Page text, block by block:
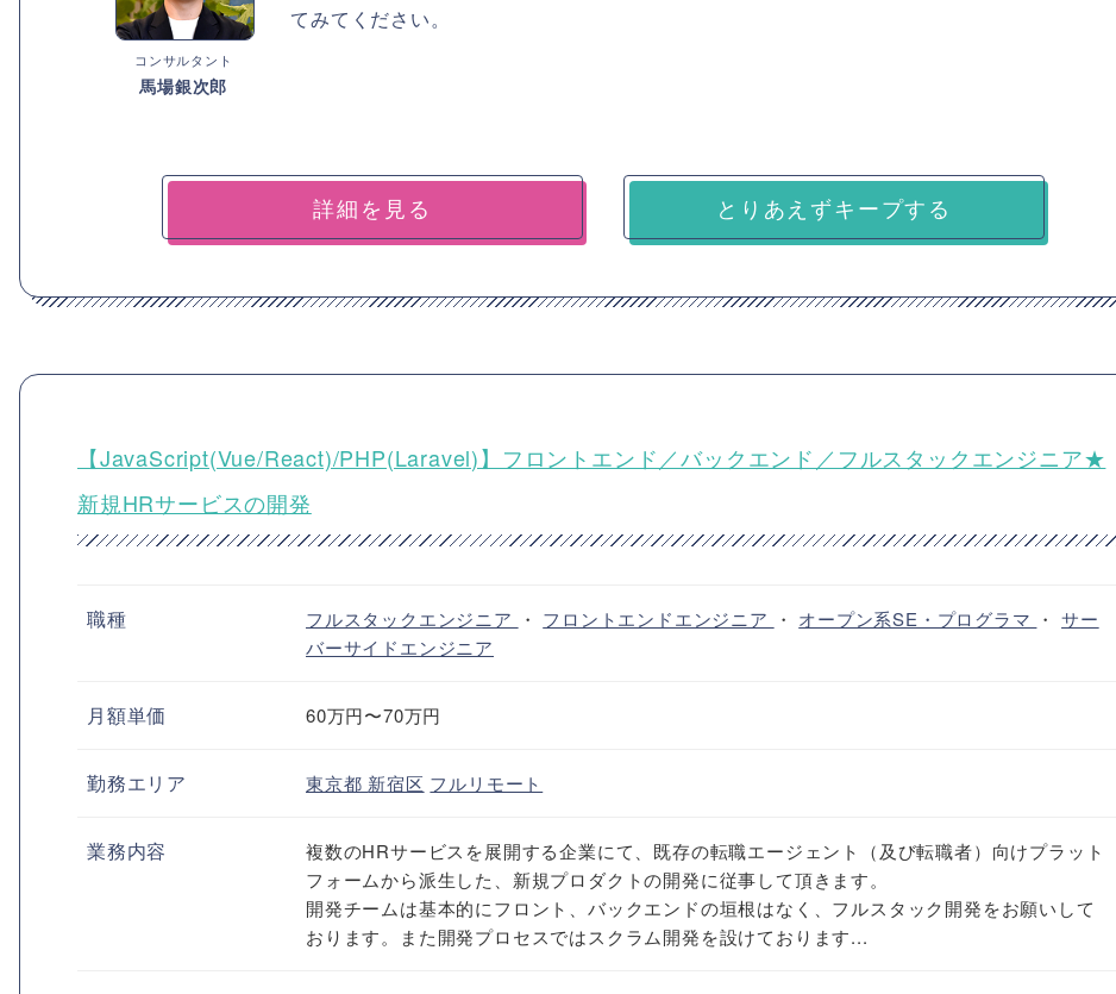
コンサルタント
馬場銀次郎
てみてください。
詳細を見る とりあえずキープする
【JavaScript(Vue/React)/PHP(Laravel)】フロントエンド／バックエンド／フルスタックエンジニア★
新規HRサービスの開発
職種 フルスタックエンジニア ・ フロントエンドエンジニア ・ オープン系SE・プログラマ ・サー
バーサイドエンジニア
月額単価 60万円〜70万円
勤務エリア 東京都 新宿区 フルリモート
業務内容
複数のHRサービスを展開する企業にて、既存の転職エージェント（及び転職者）向けプラット
フォームから派生した、新規プロダクトの開発に従事して頂きます。
開発チームは基本的にフロント、バックエンドの垣根はなく、フルスタック開発をお願いして
おります。また開発プロセスではスクラム開発を設けております...